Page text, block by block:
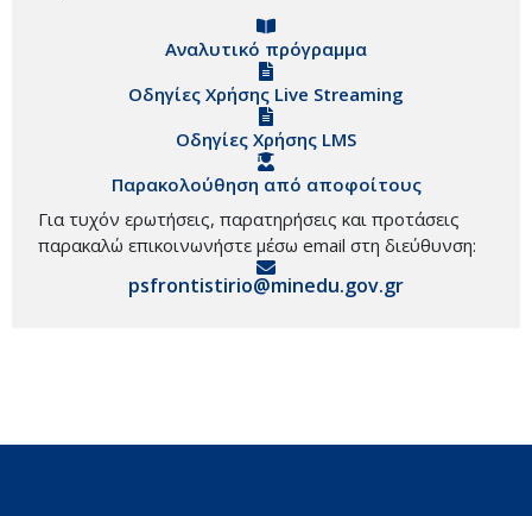
Αναλυτικό πρόγραμμα
Οδηγίες Χρήσης Live Streaming
Οδηγίες Χρήσης LMS
Παρακολούθηση από αποφοίτους
Για τυχόν ερωτήσεις, παρατηρήσεις και προτάσεις
παρακαλώ επικοινωνήστε μέσω email στη διεύθυνση:
psfrontistirio@minedu.gov.gr